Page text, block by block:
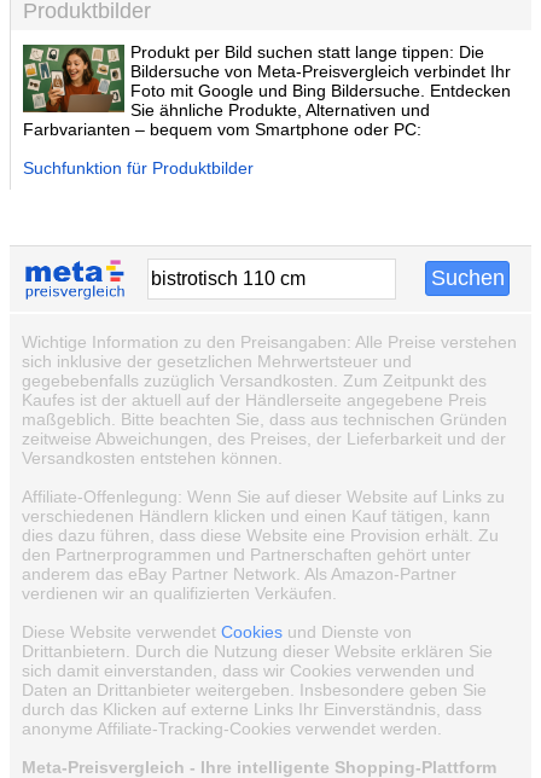
Produktbilder
Produkt per Bild suchen statt lange tippen: Die
Bildersuche von Meta-Preisvergleich verbindet Ihr
Foto mit Google und Bing Bildersuche. Entdecken
Sie ähnliche Produkte, Alternativen und
Farbvarianten – bequem vom Smartphone oder PC:
Suchfunktion für Produktbilder
Wichtige Information zu den Preisangaben: Alle Preise verstehen
sich inklusive der gesetzlichen Mehrwertsteuer und
gegebebenfalls zuzüglich Versandkosten. Zum Zeitpunkt des
Kaufes ist der aktuell auf der Händlerseite angegebene Preis
maßgeblich. Bitte beachten Sie, dass aus technischen Gründen
zeitweise Abweichungen, des Preises, der Lieferbarkeit und der
Versandkosten entstehen können.
Affiliate-Offenlegung: Wenn Sie auf dieser Website auf Links zu
verschiedenen Händlern klicken und einen Kauf tätigen, kann
dies dazu führen, dass diese Website eine Provision erhält. Zu
den Partnerprogrammen und Partnerschaften gehört unter
anderem das eBay Partner Network. Als Amazon-Partner
verdienen wir an qualifizierten Verkäufen.
Diese Website verwendet Cookies und Dienste von
Drittanbietern. Durch die Nutzung dieser Website erklären Sie
sich damit einverstanden, dass wir Cookies verwenden und
Daten an Drittanbieter weitergeben. Insbesondere geben Sie
durch das Klicken auf externe Links Ihr Einverständnis, dass
anonyme Affiliate-Tracking-Cookies verwendet werden.
Meta-Preisvergleich - Ihre intelligente Shopping-Plattform